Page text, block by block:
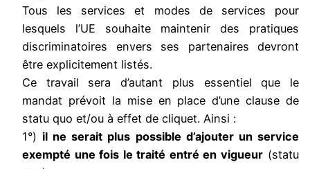
Tous les services et modes de services pour
lesquels l’UE souhaite maintenir des pratiques
discriminatoires envers ses partenaires devront
être explicitement listés.
Ce travail sera d’autant plus essentiel que le
mandat prévoit la mise en place d’une clause de
statu quo et/ou à effet de cliquet. Ainsi :
1°) il ne serait plus possible d’ajouter un service
exempté une fois le traité entré en vigueur (statu